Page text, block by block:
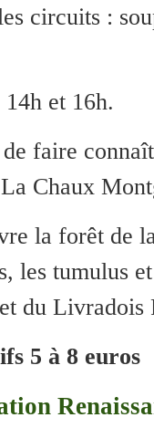
circuits :
et 16h.
faire
Chaux
la forêt de
les tumulus
du Livradois
5 à 8 euros